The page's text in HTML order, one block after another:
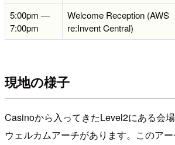
5:00pm —
7:00pm
Welcome Reception (AWS
re:Invent Central)
現地の様子
Casinoから入ってきたLevel2にある会
ウェルカムアーチがあります。このア